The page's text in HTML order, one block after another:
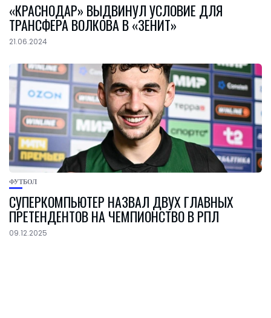
«КРАСНОДАР» ВЫДВИНУЛ УСЛОВИЕ ДЛЯ
ТРАНСФЕРА ВОЛКОВА В «ЗЕНИТ»
21.06.2024
ФУТБОЛ
СУПЕРКОМПЬЮТЕР НАЗВАЛ ДВУХ ГЛАВНЫХ
ПРЕТЕНДЕНТОВ НА ЧЕМПИОНСТВО В РПЛ
09.12.2025